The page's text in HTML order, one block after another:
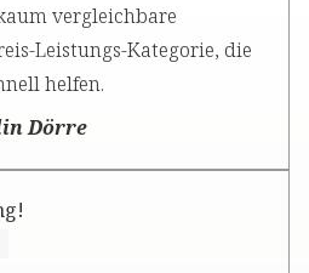
vergleichbare
Leistungs-Kategorie, die
helfen.
Dörre